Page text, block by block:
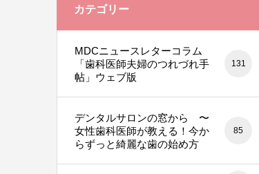
カテゴリー
MDCニュースレターコラム
「歯科医師夫婦のつれづれ手
帖」ウェブ版
131
デンタルサロンの窓から 〜
女性歯科医師が教える！今か
らずっと綺麗な歯の始め方
85